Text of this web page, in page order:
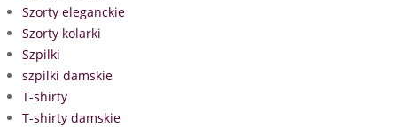
Szorty eleganckie
Szorty kolarki
Szpilki
szpilki damskie
T-shirty
T-shirty damskie